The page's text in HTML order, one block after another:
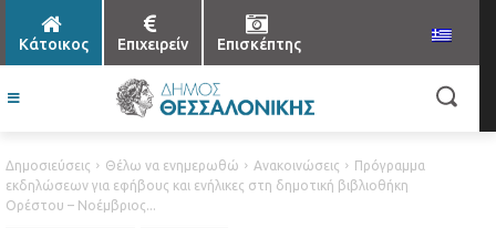
Κάτοικος Επιχειρείν Επισκέπτης
Δημοσιεύσεις Θέλω να ενημερωθώ Ανακοινώσεις
Πρόγραμμα
εκδηλώσεων για εφήβους και ενήλικες στη δημοτική βιβλιοθήκη
Ορέστου – Νοέμβριος...